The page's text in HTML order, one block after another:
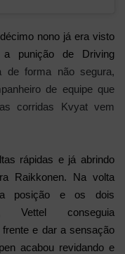
nono já era visto
punição de Driving
de forma não segura,
de equipe que
corridas Kvyat vem
rápidas e já abrindo
Raikkonen. Na volta
a posição e os dois
conseguia
e dar a sensação
acabou revidando e